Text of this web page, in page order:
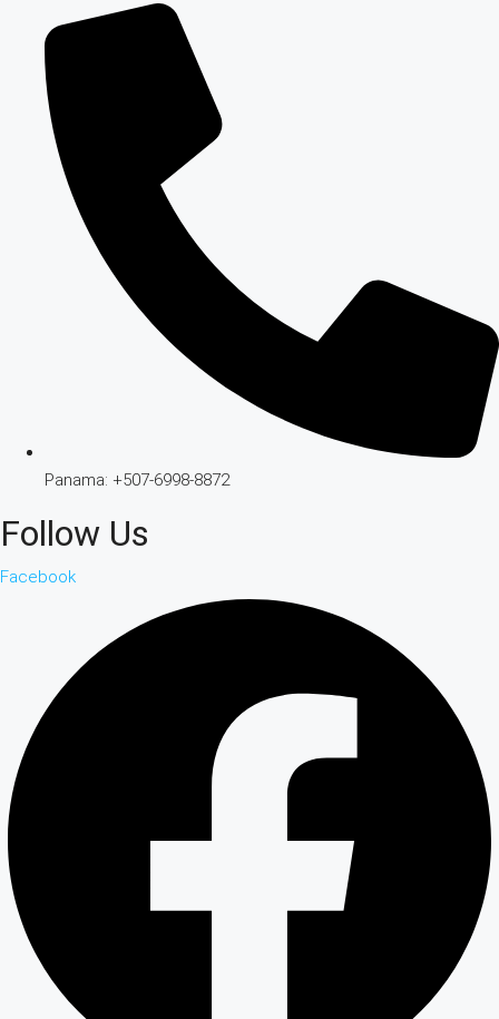
Panama: +507-6998-8872
Follow Us
Facebook